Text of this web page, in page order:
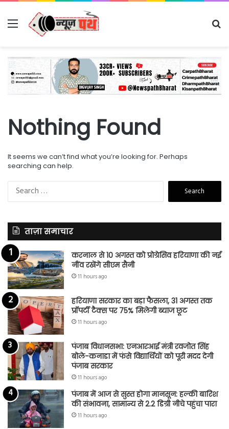
Menu
Nothing Found
It seems we can’t find what you’re looking for. Perhaps
searching can help.
ताज़ा समाचार
करनाल से 10 अगस्त को प्रोग्रेसिव हरियाणा की नई
नींव रखेंगे सीएम सैनी
11 hours ago
हरियाणा सरकार का बड़ा फैसला, 31 अगस्त तक
प्रॉपर्टी टैक्स पर 75% मिलेगी ब्याज छूट
11 hours ago
पंजाब विधानसभा: एनआरआई मंत्री रवजोत सिंह
बोले-कनाडा में फंसे विद्यार्थियों को पूरी मदद देगी
पंजाब सरकार
11 hours ago
पंजाब में आज से सुस्त होगा मानसून: हल्की बारिश
की संभावना, सामान्य से 2.2 डिग्री नीचे पहुंचा पारा
11 hours ago